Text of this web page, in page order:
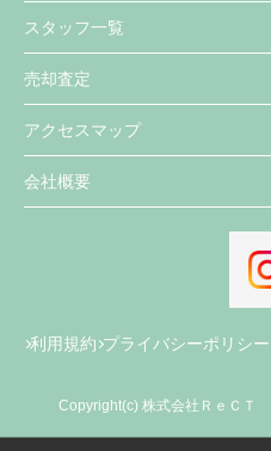
スタッフ一覧
売却査定
アクセスマップ
会社概要
利用規約 プライバシーポリシー
Copyright(c) 株式会社ＲｅＣＴ